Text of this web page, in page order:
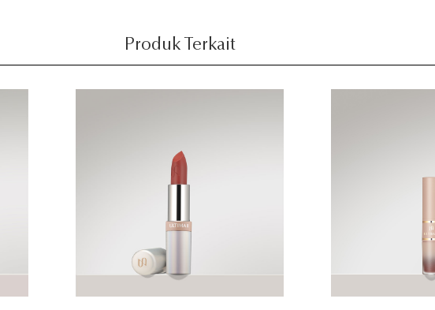
Produk Terkait